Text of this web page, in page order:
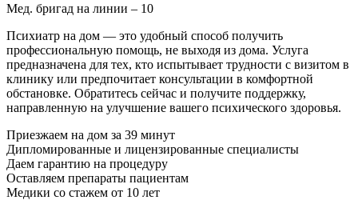
Мед. бригад на линии – 10
Психиатр на дом — это удобный способ получить
профессиональную помощь, не выходя из дома. Услуга
предназначена для тех, кто испытывает трудности с визитом в
клинику или предпочитает консультации в комфортной
обстановке. Обратитесь сейчас и получите поддержку,
направленную на улучшение вашего психического здоровья.
Приезжаем на дом за 39 минут
Дипломированные и лицензированные специалисты
Даем гарантию на процедуру
Оставляем препараты пациентам
Медики со стажем от 10 лет